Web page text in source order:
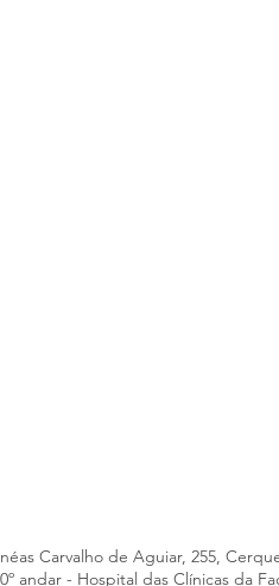
Carvalho de Aguiar, 255,
andar - Hospital das Clínicas da